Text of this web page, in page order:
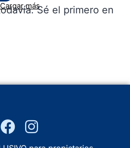
Cargar másSé el primero en